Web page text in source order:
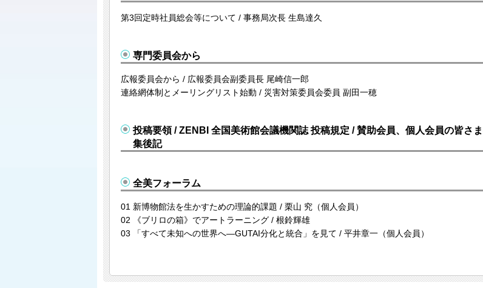
第3回定時社員総会等について / 事務局次長 生島達久
専門委員会から
広報委員会から / 広報委員会副委員長 尾崎信一郎
連絡網体制とメーリングリスト始動 / 災害対策委員会委員 副田一穂
投稿要領 / ZENBI 全国美術館会議機関誌 投稿規定 / 賛助会員、個人会員の皆さ
集後記
全美フォーラム
01 新博物館法を生かすための理論的課題 / 栗山 究（個人会員）
02 《ブリロの箱》でアートラーニング / 根鈴輝雄
03 「すべて未知への世界へ―GUTAI分化と統合」を見て / 平井章一（個人会員）